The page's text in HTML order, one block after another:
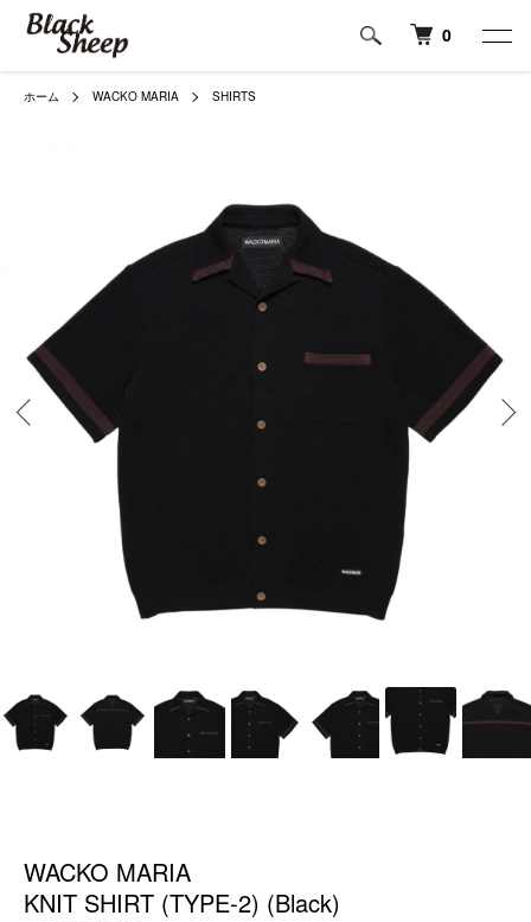
0
ホーム WACKO MARIA SHIRTS
WACKO MARIA
KNIT SHIRT (TYPE-2) (Black)